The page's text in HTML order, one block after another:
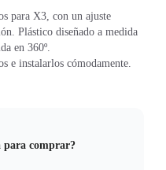
para X3, con un ajuste
Plástico diseñado a medida
en 360º.
e instalarlos cómodamente.
para comprar?